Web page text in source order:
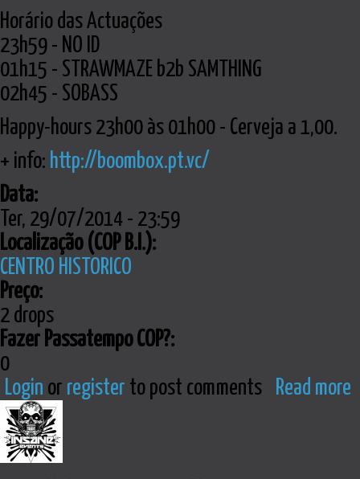
Horário das Actuações
23h59 - NO ID
01h15 - STRAWMAZE b2b SAMTHING
02h45 - SOBASS
Happy-hours 23h00 às 01h00 - Cerveja a 1,00.
+ info: http://boombox.pt.vc/
Data:
Ter, 29/07/2014 - 23:59
Localização (COP B.I.):
CENTRO HISTORICO
Preço:
2 drops
Fazer Passatempo COP?:
0
Login or register to post comments Read more